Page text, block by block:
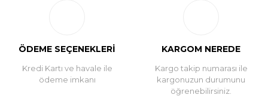
ÖDEME SEÇENEKLERİ
Kredi Kartı ve havale ile
ödeme imkanı
KARGOM NEREDE
Kargo takip numarası ile
kargonuzun durumunu
öğrenebilirsiniz.